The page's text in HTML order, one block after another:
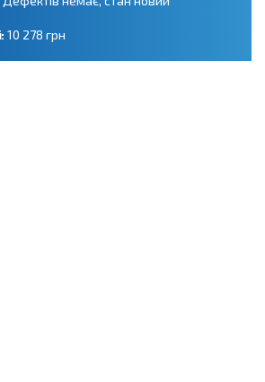
10 278 грн